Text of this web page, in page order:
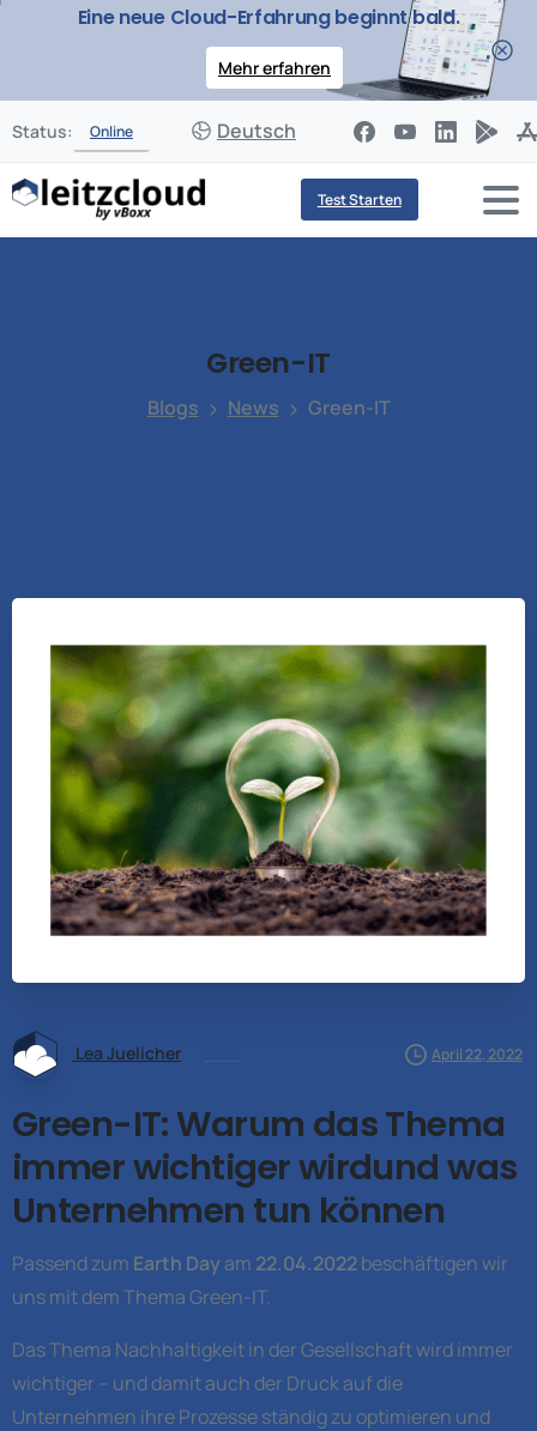
Eine neue Cloud-Erfahrung beginnt bald.
Mehr erfahren
Status: Online Deutsch
Test Starten
Green-IT
Blogs News Green-IT
Lea Juelicher April 22, 2022
Green-IT: Warum das Thema
immer wichtiger wirdund was
Unternehmen tun können
Passend zum Earth Day am 22.04.2022beschäftigen wir
uns mit dem Thema Green-IT.
Das Thema Nachhaltigkeit in der Gesellschaft wird immer
wichtiger – und damit auch der Druck auf die
Unternehmen ihre Prozesse ständig zu optimieren und